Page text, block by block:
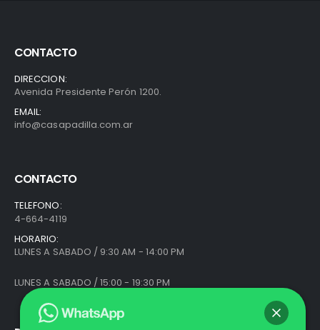
CONTACTO
DIRECCION:
Avenida Presidente Perón 1200.
EMAIL:
info@casapadilla.com.ar
CONTACTO
TELEFONO:
4-664-4119
HORARIO:
LUNES A SABADO / 9:30 AM - 14:00 PM
LUNES A SABADO / 15:00 - 19:30 PM